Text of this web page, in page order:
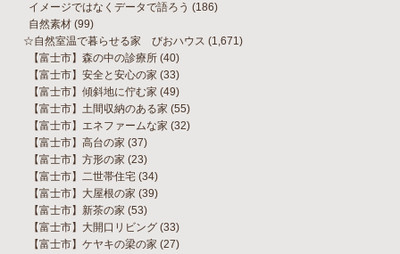
イメージではなくデータで語ろう (186)
自然素材 (99)
☆自然室温で暮らせる家 びおハウス (1,671)
【富士市】森の中の診療所 (40)
【富士市】安全と安心の家 (33)
【富士市】傾斜地に佇む家 (49)
【富士市】土間収納のある家 (55)
【富士市】エネファームな家 (32)
【富士市】高台の家 (37)
【富士市】方形の家 (23)
【富士市】二世帯住宅 (34)
【富士市】大屋根の家 (39)
【富士市】新茶の家 (53)
【富士市】大開口リビング (33)
【富士市】ケヤキの梁の家 (27)